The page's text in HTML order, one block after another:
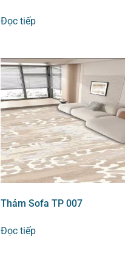
Đọc tiếp
Thảm Sofa TP 007
Đọc tiếp